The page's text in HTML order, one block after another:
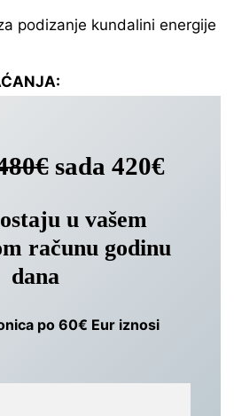
podizanje kundalini energije
sada 420€
u vašem
računu godinu
dana
po 60€ Eur iznosi